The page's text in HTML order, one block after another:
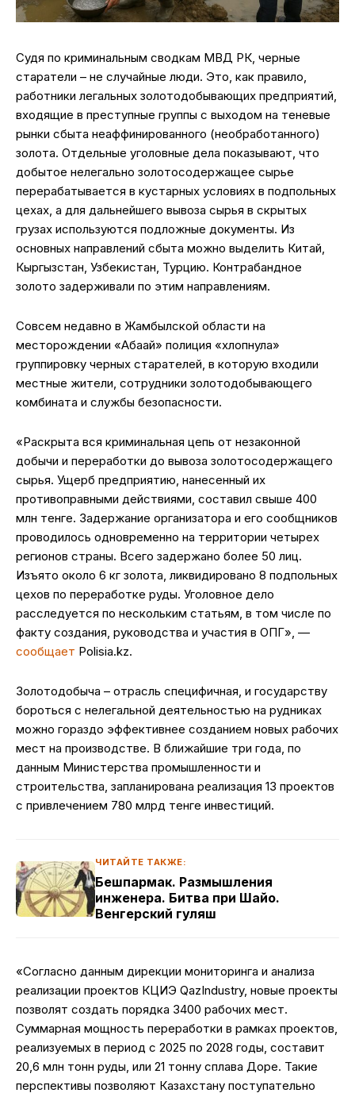
Судя по криминальным сводкам МВД РК, черные
старатели – не случайные люди. Это, как правило,
работники легальных золотодобывающих предприятий,
входящие в преступные группы с выходом на теневые
рынки сбыта неаффинированного (необработанного)
золота. Отдельные уголовные дела показывают, что
добытое нелегально золотосодержащее сырье
перерабатывается в кустарных условиях в подпольных
цехах, а для дальнейшего вывоза сырья в скрытых
грузах используются подложные документы. Из
основных направлений сбыта можно выделить Китай,
Кыргызстан, Узбекистан, Турцию. Контрабандное
золото задерживали по этим направлениям.
Совсем недавно в Жамбылской области на
месторождении «Ақбақай» полиция «хлопнула»
группировку черных старателей, в которую входили
местные жители, сотрудники золотодобывающего
комбината и службы безопасности.
«Раскрыта вся криминальная цепь от незаконной
добычи и переработки до вывоза золотосодержащего
сырья. Ущерб предприятию, нанесенный их
противоправными действиями, составил свыше 400
млн тенге. Задержание организатора и его сообщников
проводилось одновременно на территории четырех
регионов страны. Всего задержано более 50 лиц.
Изъято около 6 кг золота, ликвидировано 8 подпольных
цехов по переработке руды. Уголовное дело
расследуется по нескольким статьям, в том числе по
факту создания, руководства и участия в ОПГ», —
сообщает Polisia.kz.
Золотодобыча – отрасль специфичная, и государству
бороться с нелегальной деятельностью на рудниках
можно гораздо эффективнее созданием новых рабочих
мест на производстве. В ближайшие три года, по
данным Министерства промышленности и
строительства, запланирована реализация 13 проектов
с привлечением 780 млрд тенге инвестиций.
ЧИТАЙТЕ ТАКЖЕ:
Бешпармак. Размышления
инженера. Битва при Шайо.
Венгерский гуляш
«Согласно данным дирекции мониторинга и анализа
реализации проектов КЦИЭ QazIndustry, новые проекты
позволят создать порядка 3400 рабочих мест.
Суммарная мощность переработки в рамках проектов,
реализуемых в период с 2025 по 2028 годы, составит
20,6 млн тонн руды, или 21 тонну сплава Доре. Такие
перспективы позволяют Казахстану поступательно